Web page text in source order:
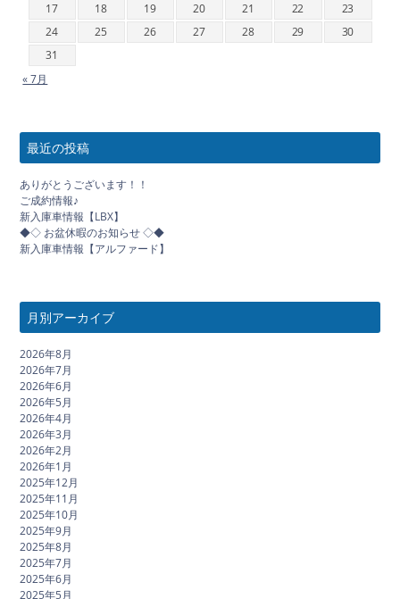
17
18 19 20 21 22
23
24
25 26 27 28 29
30
31
« 7月
最近の投稿
ありがとうございます！！
ご成約情報♪
新入庫車情報【LBX】
◆◇ お盆休暇のお知らせ ◇◆
新入庫車情報【アルファード】
月別アーカイブ
2026年8月
2026年7月
2026年6月
2026年5月
2026年4月
2026年3月
2026年2月
2026年1月
2025年12月
2025年11月
2025年10月
2025年9月
2025年8月
2025年7月
2025年6月
2025年5月